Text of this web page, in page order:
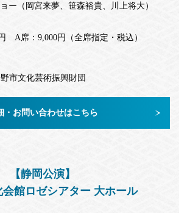
ー（岡宮来夢、笹森裕貴、川上将大）
A席：9,000円（全席指定・税込）
市文化芸術振興財団
・お問い合わせはこちら
【静岡公演】
館ロゼシアター 大ホール